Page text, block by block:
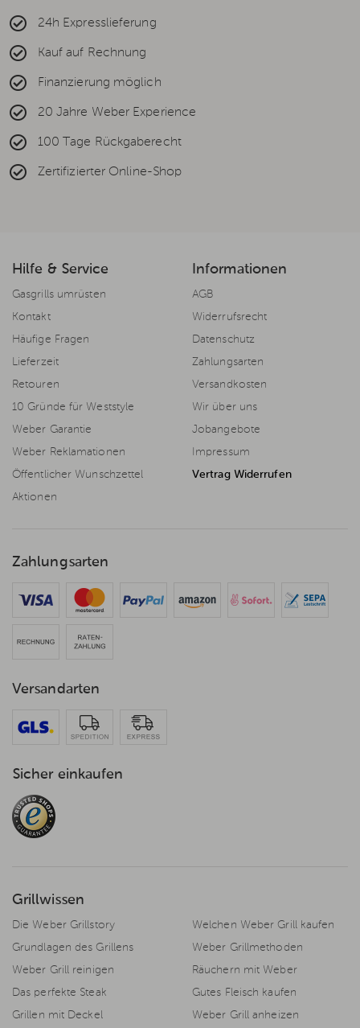
24h Expresslieferung
Kauf auf Rechnung
Finanzierung möglich
20 Jahre Weber Experience
100 Tage Rückgaberecht
Zertifizierter Online-Shop
Hilfe & Service
Gasgrills umrüsten
Kontakt
Häufige Fragen
Lieferzeit
Retouren
10 Gründe für Weststyle
Weber Garantie
Weber Reklamationen
Öffentlicher Wunschzettel
Aktionen
Informationen
AGB
Widerrufsrecht
Datenschutz
Zahlungsarten
Versandkosten
Wir über uns
Jobangebote
Impressum
Vertrag Widerrufen
Zahlungsarten
Versandarten
Sicher einkaufen
Grillwissen
Die Weber Grillstory
Welchen Weber Grill kaufen
Grundlagen des Grillens
Weber Grillmethoden
Weber Grill reinigen
Räuchern mit Weber
Das perfekte Steak
Gutes Fleisch kaufen
Grillen mit Deckel
Weber Grill anheizen